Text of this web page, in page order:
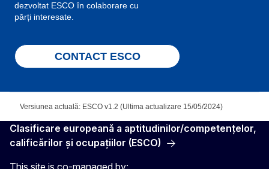
dezvoltat ESCO în colaborare cu
părți interesate.
CONTACT ESCO
Versiunea actuală: ESCO v1.2 (Ultima actualizare 15/05/2024)
Clasificare europeană a aptitudinilor/competenţelor,
calificărilor şi ocupaţiilor (ESCO)
This site is co-managed by: